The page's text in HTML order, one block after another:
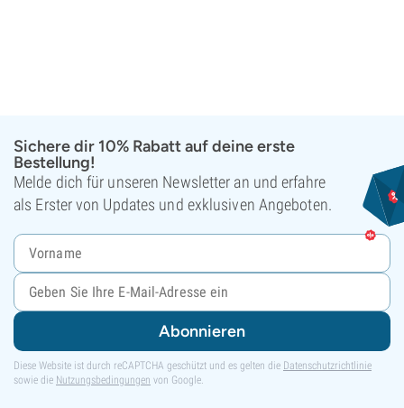
Sichere dir 10% Rabatt auf deine erste
Bestellung!
Melde dich für unseren Newsletter an und erfahre
als Erster von Updates und exklusiven Angeboten.
Abonnieren
Diese Website ist durch reCAPTCHA geschützt und es gelten die Datenschutzrichtlinie
sowie die Nutzungsbedingungen von Google.